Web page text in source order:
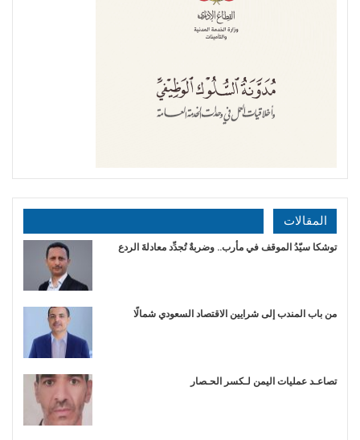
المقالات
توشكا سيّدُ الموقف في مأرب.. وضربةٌ تُجدِّد معادلةَ الردع
من باب المندب إلى شرايين الاقتصاد السعودي شمالًا
تصاعـد عمليات اليمن لـكسر الحـصار